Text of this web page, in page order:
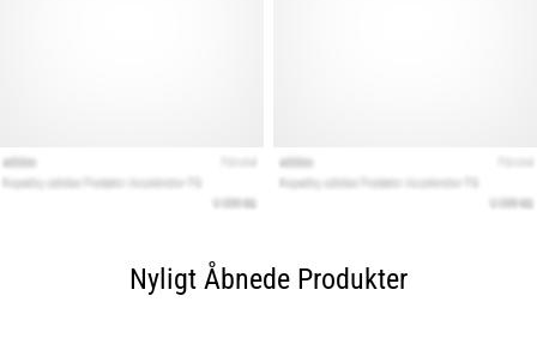
Nyligt Åbnede Produkter